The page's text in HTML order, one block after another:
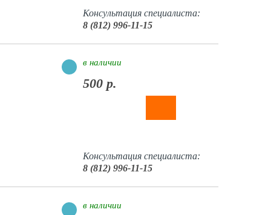
Консультация специалиста:
8 (812) 996-11-15
в наличии
500 р.
Консультация специалиста:
8 (812) 996-11-15
в наличии